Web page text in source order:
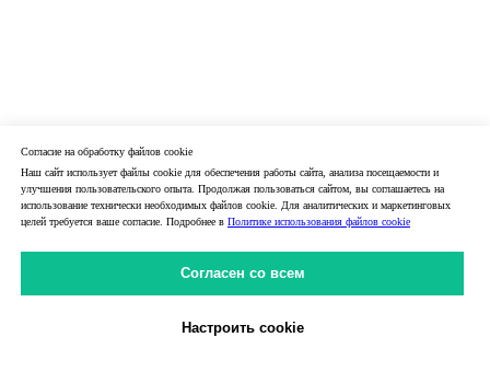
Согласие на обработку файлов cookie
Наш сайт использует файлы cookie для обеспечения работы сайта, анализа посещаемости и
улучшения пользовательского опыта. Продолжая пользоваться сайтом, вы соглашаетесь на
использование технически необходимых файлов cookie. Для аналитических и маркетинговых
целей требуется ваше согласие. Подробнее в Политике использования файлов cookie
Согласен со всем
Настроить cookie